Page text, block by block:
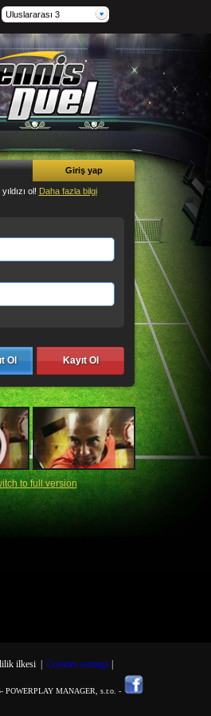
Uluslararası 3
Giriş yap
ol! Daha fazla bilgi
Ol Kayıt Ol
to full version
ilkesi| Cookies settings
POWERPLAY MANAGER, s.r.o. -